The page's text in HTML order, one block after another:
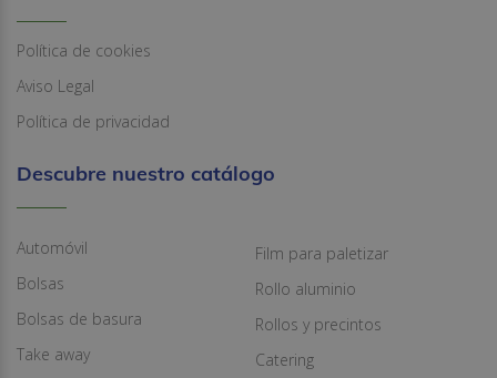
Política de cookies
Aviso Legal
Política de privacidad
Descubre nuestro catálogo
Automóvil
Bolsas
Bolsas de basura
Take away
Film para paletizar
Rollo aluminio
Rollos y precintos
Catering